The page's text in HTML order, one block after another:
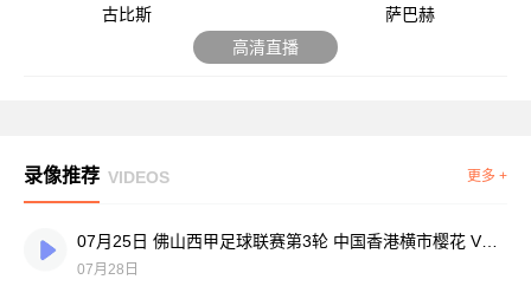
古比斯
萨巴赫
高清直播
录像推荐 VIDEOS 更多 +
07月25日 佛山西甲足球联赛第3轮 中国香港横市樱花 VS 吉图省实青年 全场录像
07月28日